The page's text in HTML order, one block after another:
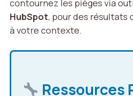
contournez les pièges via
HubSpot, pour des résultats
à votre contexte.
Ressources